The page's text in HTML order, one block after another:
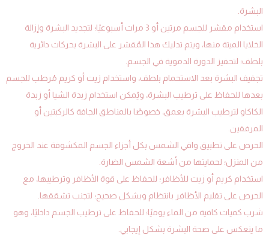
البشرة.
استخدام مقشر للجسم مرتين أو 3 مرات أسبوعيًا؛ لتجديد البشرة وإزالة
الخلايا الميتة منها، ويتم تدليك هذا المُقشر على البشرة بحركات دائرية
بلطف؛ لتحفيز الدورة الدموية في الجسم.
تجفيف البشرة بعد الاستحمام بلطف، واستخدام زيت أو كريم مُرطب للجسم
بعدها للحفاظ على ترطيب البشرة، ويُمكن استخدام زبدة الشيا أو زبدة
الكاكاو لترطيب البشرة بعمق، خصوصًا بالمناطق الجافة كالركبتين أو
المرفقين.
الحرص على تطبيق واقي الشمس بكل أجزاء الجسم المكشوفة عند الخروج
من المنزل؛ لحمايتها من أشعة الشمس الضارة.
استخدام كريم أو زيت للأظافر؛ للحفاظ على قوة الأظافر وترطيبها، مع
الحرص على تقليم الأظافر بانتظام وبشكل صحيح؛ لتجنب تشققها.
شرب كميات كافية من الماء يوميًا؛ للحفاظ على ترطيب الجسم داخليًا، وهو
ما ينعكس على صحة البشرة بشكل إيجابي.